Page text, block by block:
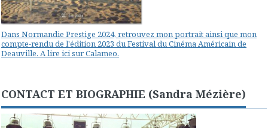
Dans Normandie Prestige 2024, retrouvez mon portrait ainsi que mon
compte-rendu de l'édition 2023 du Festival du Cinéma Américain de
Deauville. A lire ici sur Calameo.
CONTACT ET BIOGRAPHIE (Sandra Mézière)